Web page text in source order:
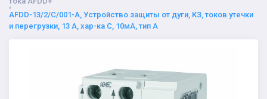
AFDD-13/2/C/001-A, Устройство защиты от дуги, КЗ, токов утечки
и перегрузки, 13 А, хар-ка С, 10мА, тип А